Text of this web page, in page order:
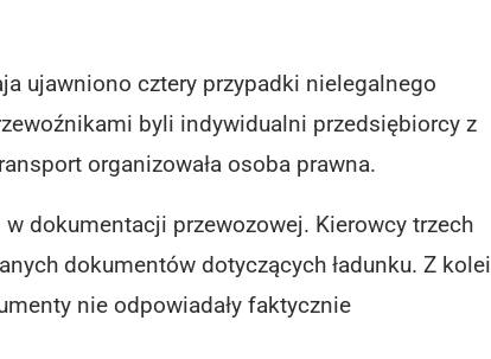
ujawniono cztery przypadki nielegalnego
byli indywidualni przedsiębiorcy z
organizowała osoba prawna.
dokumentacji przewozowej. Kierowcy trzech
dokumentów dotyczących ładunku. Z kolei
nie odpowiadały faktycznie